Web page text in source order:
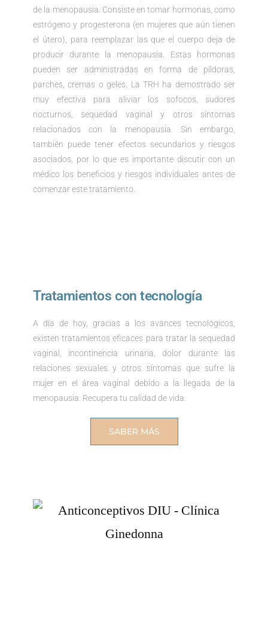
de la menopausia. Consiste en tomar hormonas, como
estrógeno y progesterona (en mujeres que aún tienen
el útero), para reemplazar las que el cuerpo deja de
producir durante la menopausia. Estas hormonas
pueden ser administradas en forma de píldoras,
parches, cremas o geles. La TRH ha demostrado ser
muy efectiva para aliviar los sofocos, sudores
nocturnos, sequedad vaginal y otros síntomas
relacionados con la menopausia. Sin embargo,
también puede tener efectos secundarios y riesgos
asociados, por lo que es importante discutir con un
médico los beneficios y riesgos individuales antes de
comenzar este tratamiento.
Tratamientos con tecnología
A día de hoy, gracias a los avances tecnológicos,
existen tratamientos eficaces para tratar la sequedad
vaginal, incontinencia urinaria, dolor durante las
relaciones sexuales y otros síntomas que sufre la
mujer en el área vaginal debido a la llegada de la
menopausia. Recupera tu calidad de vida.
SABER MÁS